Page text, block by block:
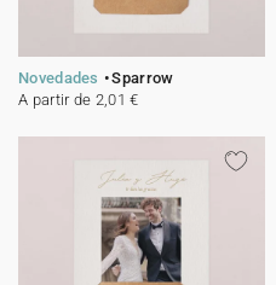
Novedades
Sparrow
A partir de 2,01 €